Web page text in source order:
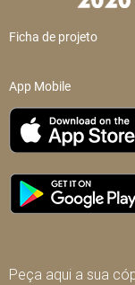
Ficha de projeto
App Mobile
Peça aqui a sua